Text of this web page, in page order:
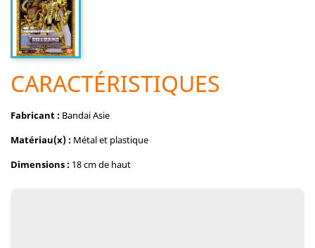
CARACTÉRISTIQUES
Fabricant : Bandai Asie
Matériau(x) : Métal et plastique
Dimensions : 18 cm de haut